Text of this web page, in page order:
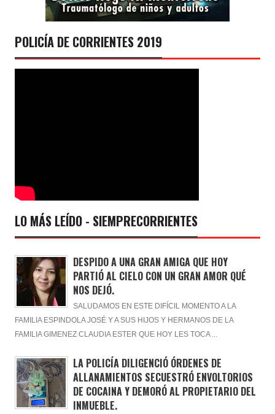
POLICÍA DE CORRIENTES 2019
LO MÁS LEÍDO - SIEMPRECORRIENTES
DESPIDO A UNA GRAN AMIGA QUE HOY
PARTIÓ AL CIELO CON UN GRAN AMOR QUÉ
NOS DEJÓ.
SALUDAMOS EN ESTE DIFÍCIL MOMENTO A LA
FAMILIA ESPINDOLA JOSÉ Y A SUS HIJOS Y HERMANOS DE LA
FAMILIA GIMENEZ CLAUDIA ESTER QUE HOY LES TOCA ...
LA POLICÍA DILIGENCIÓ ÓRDENES DE
ALLANAMIENTOS SECUESTRÓ ENVOLTORIOS
DE COCAINA Y DEMORÓ AL PROPIETARIO DEL
INMUEBLE.